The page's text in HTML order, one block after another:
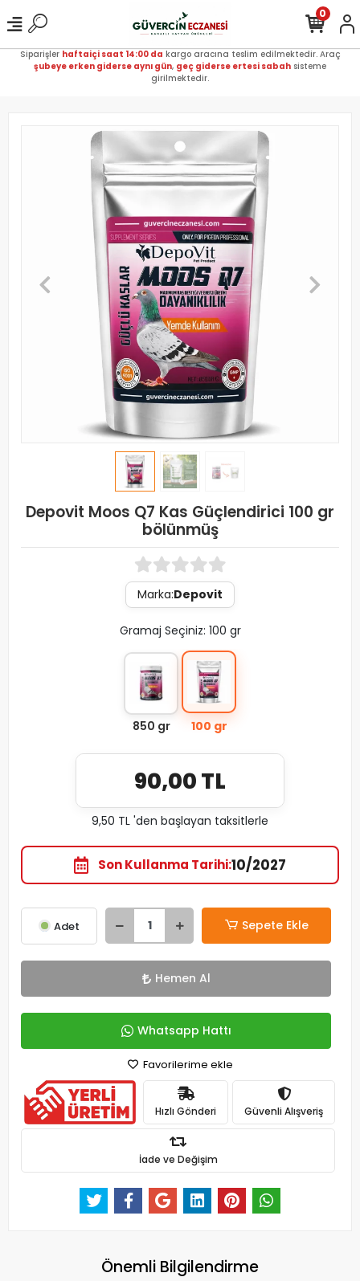
Siparişler haftaiçi saat 14:00 da kargo aracına teslim edilmektedir. Araç
şubeye erken giderse aynı gün, geç giderse ertesi sabah sisteme
girilmektedir.
0
Depovit Moos Q7 Kas Güçlendirici 100 gr
bölünmüş
Marka:Depovit
Gramaj Seçiniz: 100 gr
850 gr 100 gr
90,00 TL
9,50 TL 'den başlayan taksitlerle
Son Kullanma Tarihi10/2027
Adet Sepete Ekle
Hemen Al
Whatsapp Hattı
Favorilerime ekle
Hızlı Gönderi Güvenli Alışveriş
İade ve Değişim
Önemli Bilgilendirme